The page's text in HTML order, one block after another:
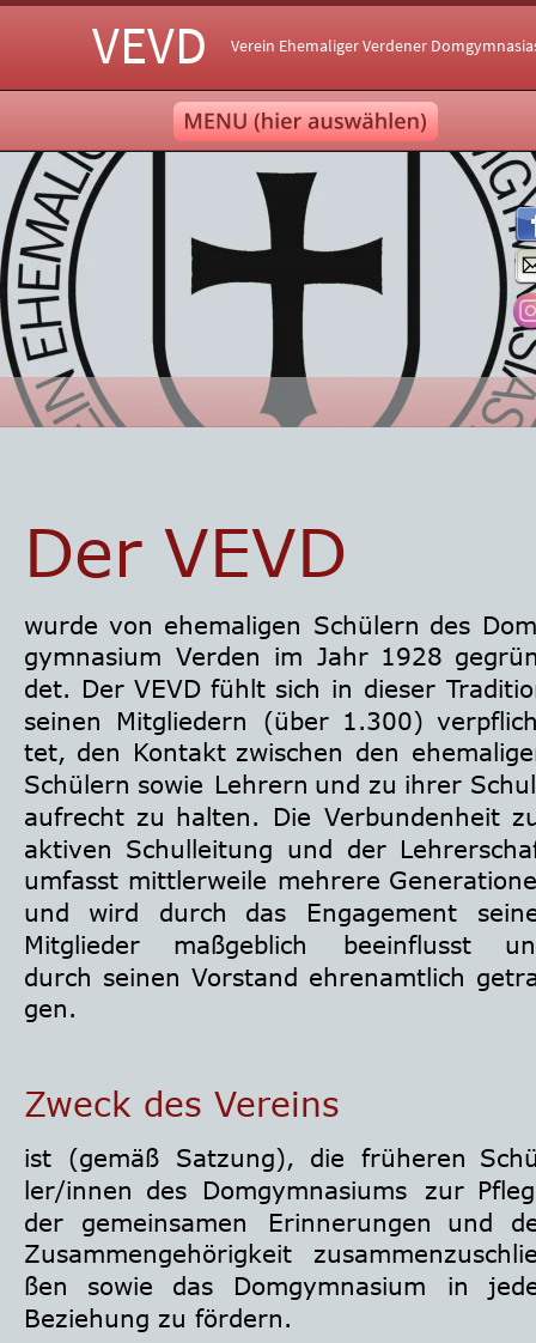
VEVD
Der VEVD
wurde von ehemaligen Schülern des
gymnasium Verden im Jahr 1928
det. Der VEVD fühlt sich in dieser
seinen
Mitgliedern (über 1.300)
tet, den Kontakt zwischen den
Schülern sowie Lehrern und zu ihrer
aufrecht zu halten. Die Verbundenheit
aktiven Schulleitung und der
umfasst mittlerweile mehrere
und
wird durch das Engagement
Mitglieder
maßgeblich beeinflusst
durch seinen Vorstand ehrenamtlich
gen.
Zweck des Vereins
ist (gemäß Satzung), die früheren
ler/innen des Domgymnasiums zur
der
gemeinsamen Erinnerungen und
Zusammengehörigkeit
ßen
sowie das Domgymnasium in
Beziehung zu fördern.
Verein Ehemaliger Verdener